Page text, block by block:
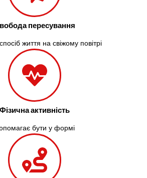
пересування
життя на свіжому повітрі
Фізична активність
бути у формі